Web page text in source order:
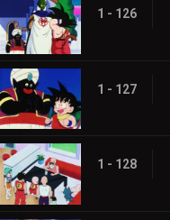
1 - 126
1 - 127
1 - 128